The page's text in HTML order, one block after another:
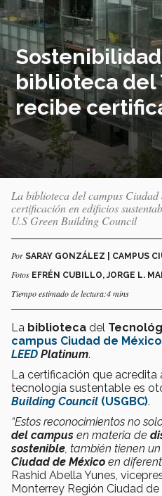
biblioteca del
recibe
La biblioteca del campus
certificación en edificios
U.S Green Building Council
Por SARAY GONZÁLEZ | CAMPUS
Fotos EFRÉN CUBILLO, JORGE L.
Tiempo estimado de lectura:4 mins
La biblioteca del
campus Ciudad de México
LEED Platinum.
La certificación que acredita
tecnología sustentable es
Building Council (USGBC).
“Estos reconocimientos no
del campus en materia de
sostenible , también tienen un
Ciudad de México en
Rashid Abella Yunes,
Monterrey Región Ciudad de